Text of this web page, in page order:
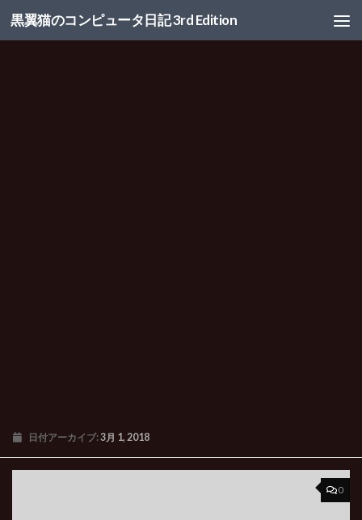
コンテンツへスキップ
黒翼猫のコンピュータ日記 3rd Edition
日付アーカイブ:3月 1, 2018
0